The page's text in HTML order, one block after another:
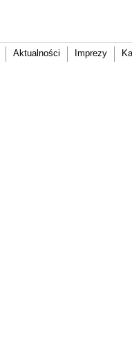
Aktualności Imprezy